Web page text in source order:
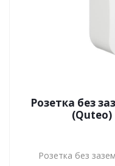
Розетка без
(Quteo)
Розетка без